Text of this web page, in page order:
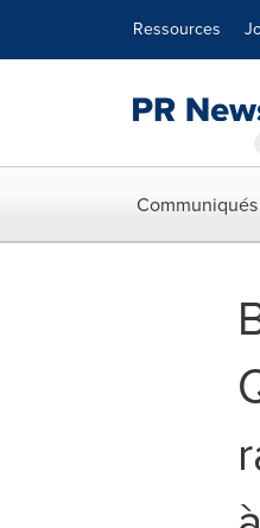
Ressources
Communiqués